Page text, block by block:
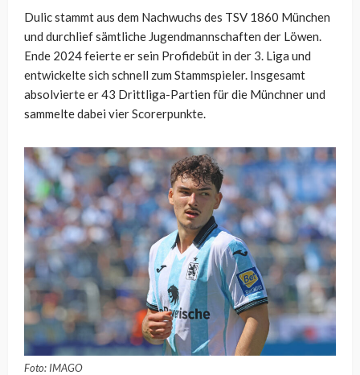
Dulic stammt aus dem Nachwuchs des TSV 1860 München
und durchlief sämtliche Jugendmannschaften der Löwen.
Ende 2024 feierte er sein Profidebüt in der 3. Liga und
entwickelte sich schnell zum Stammspieler. Insgesamt
absolvierte er 43 Drittliga-Partien für die Münchner und
sammelte dabei vier Scorerpunkte.
Foto: IMAGO